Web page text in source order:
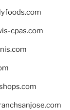
cpas.com